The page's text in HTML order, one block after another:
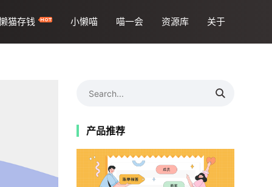
猫存钱 小懒喵 喵一会 资源库 关于
产品推荐